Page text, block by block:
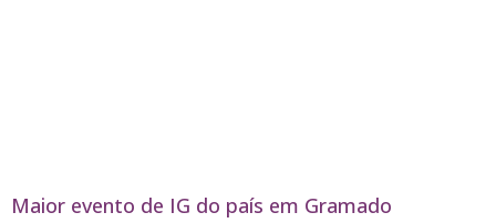
Maior evento de IG do país em Gramado